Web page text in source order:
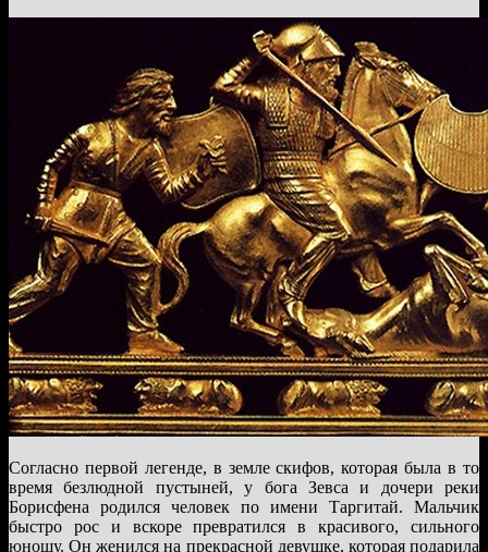
Согласно первой легенде, в земле скифов, которая была в то
время безлюдной пустыней, у бога Зевса и дочери реки
Борисфена родился человек по имени Таргитай. Мальчик
быстро рос и вскоре превратился в красивого, сильного
юношу. Он женился на прекрасной девушке, которая подарила